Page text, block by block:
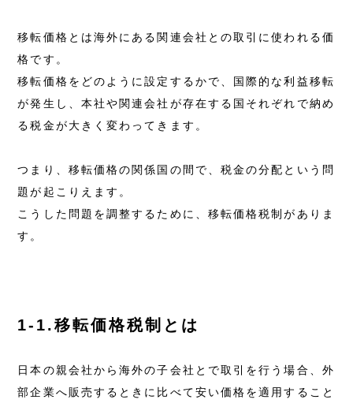
移転価格とは海外にある関連会社との取引に使われる価
格です。
移転価格をどのように設定するかで、国際的な利益移転
が発生し、本社や関連会社が存在する国それぞれで納め
る税金が大きく変わってきます。
つまり、移転価格の関係国の間で、税金の分配という問
題が起こりえます。
こうした問題を調整するために、移転価格税制がありま
す。
1-1.移転価格税制とは
日本の親会社から海外の子会社とで取引を行う場合、外
部企業へ販売するときに比べて安い価格を適用すること